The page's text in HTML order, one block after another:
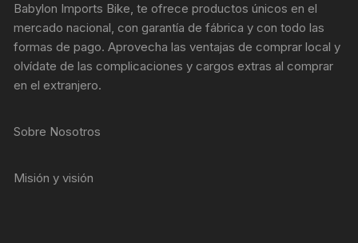
Babylon Imports Bike, te ofrece productos únicos en el
mercado nacional, con garantía de fábrica y con todo las
formas de pago. Aprovecha las ventajas de comprar local y
olvídate de las complicaciones y cargos extras al comprar
en el extranjero.
Sobre Nosotros
Misión y visión